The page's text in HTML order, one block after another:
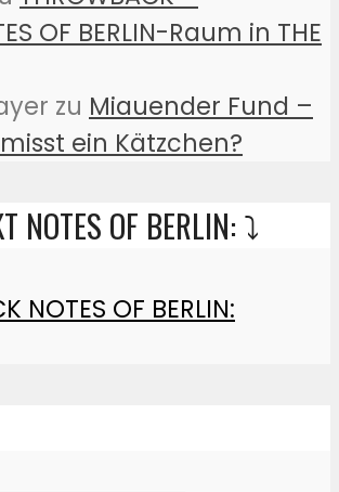
OF BERLIN-Raum in THE
zu Miauender Fund –
ein Kätzchen?
NOTES OF BERLIN: ⤵️